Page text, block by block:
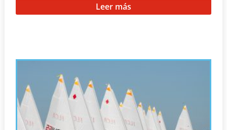
Leer más